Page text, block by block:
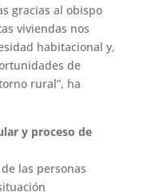
gracias al obispo
viviendas nos
habitacional y,
de
rural”, ha
y proceso de
las personas